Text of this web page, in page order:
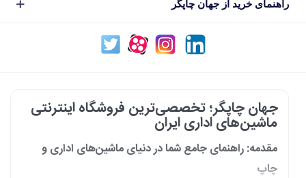
راهنمای خرید از جهان چاپگر
جهان چاپگر؛ تخصصی‌ترین فروشگاه اینترنتی
ماشین‌های اداری ایران
مقدمه: راهنمای جامع شما در دنیای ماشین‌های اداری و
چاپ